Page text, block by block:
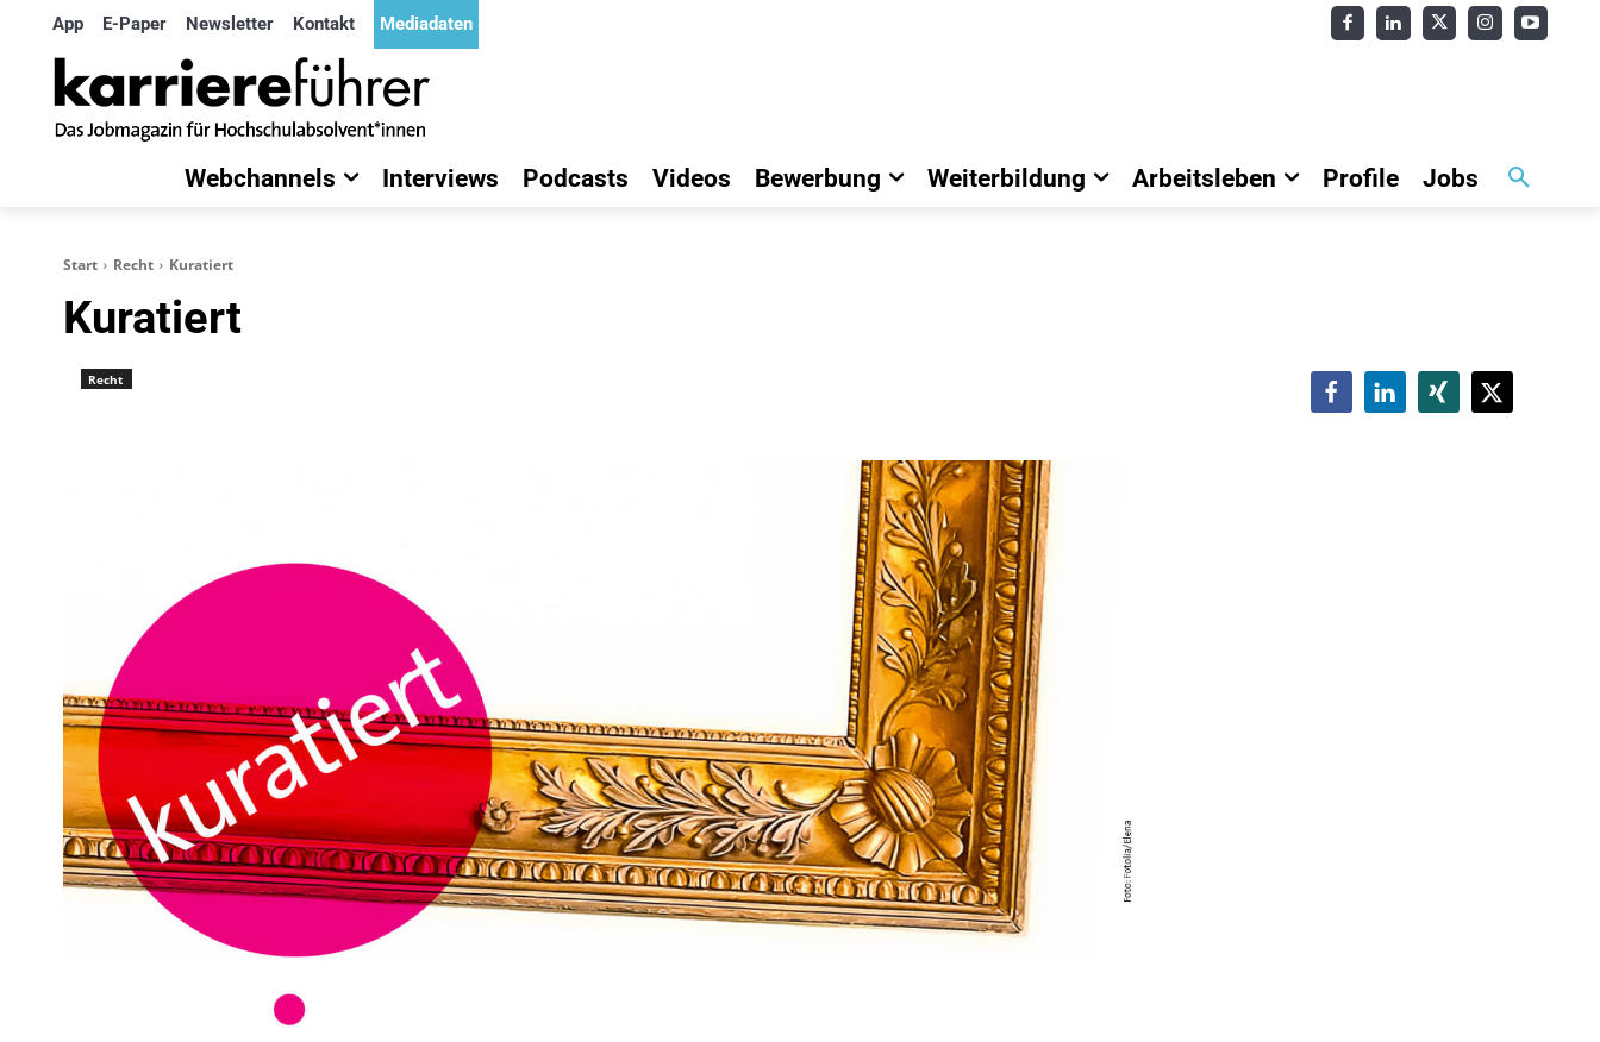
App E-Paper Newsletter Kontakt Mediadaten
Webchannels Interviews Podcasts Videos Bewerbung Weiterbildung Arbeitsleben Profile Jobs
Start Recht Kuratiert
Kuratiert
Recht